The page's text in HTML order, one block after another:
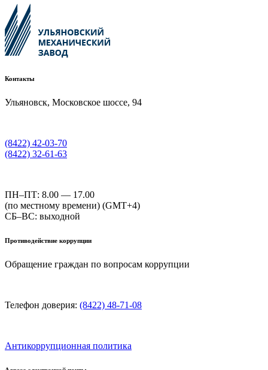
Контакты
Ульяновск, Московское шоссе, 94
(8422) 42-03-70
(8422) 32-61-63
ПН–ПТ: 8.00 — 17.00
(по местному времени) (GMT+4)
СБ–ВС: выходной
Противодействие коррупции
Обращение граждан по вопросам коррупции
Телефон доверия: (8422) 48-71-08
Антикоррупционная политика